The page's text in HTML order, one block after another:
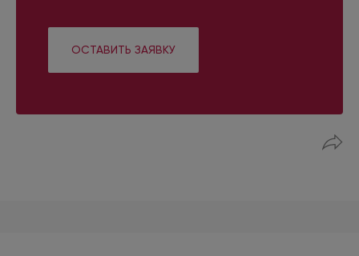
ОСТАВИТЬ ЗАЯВКУ